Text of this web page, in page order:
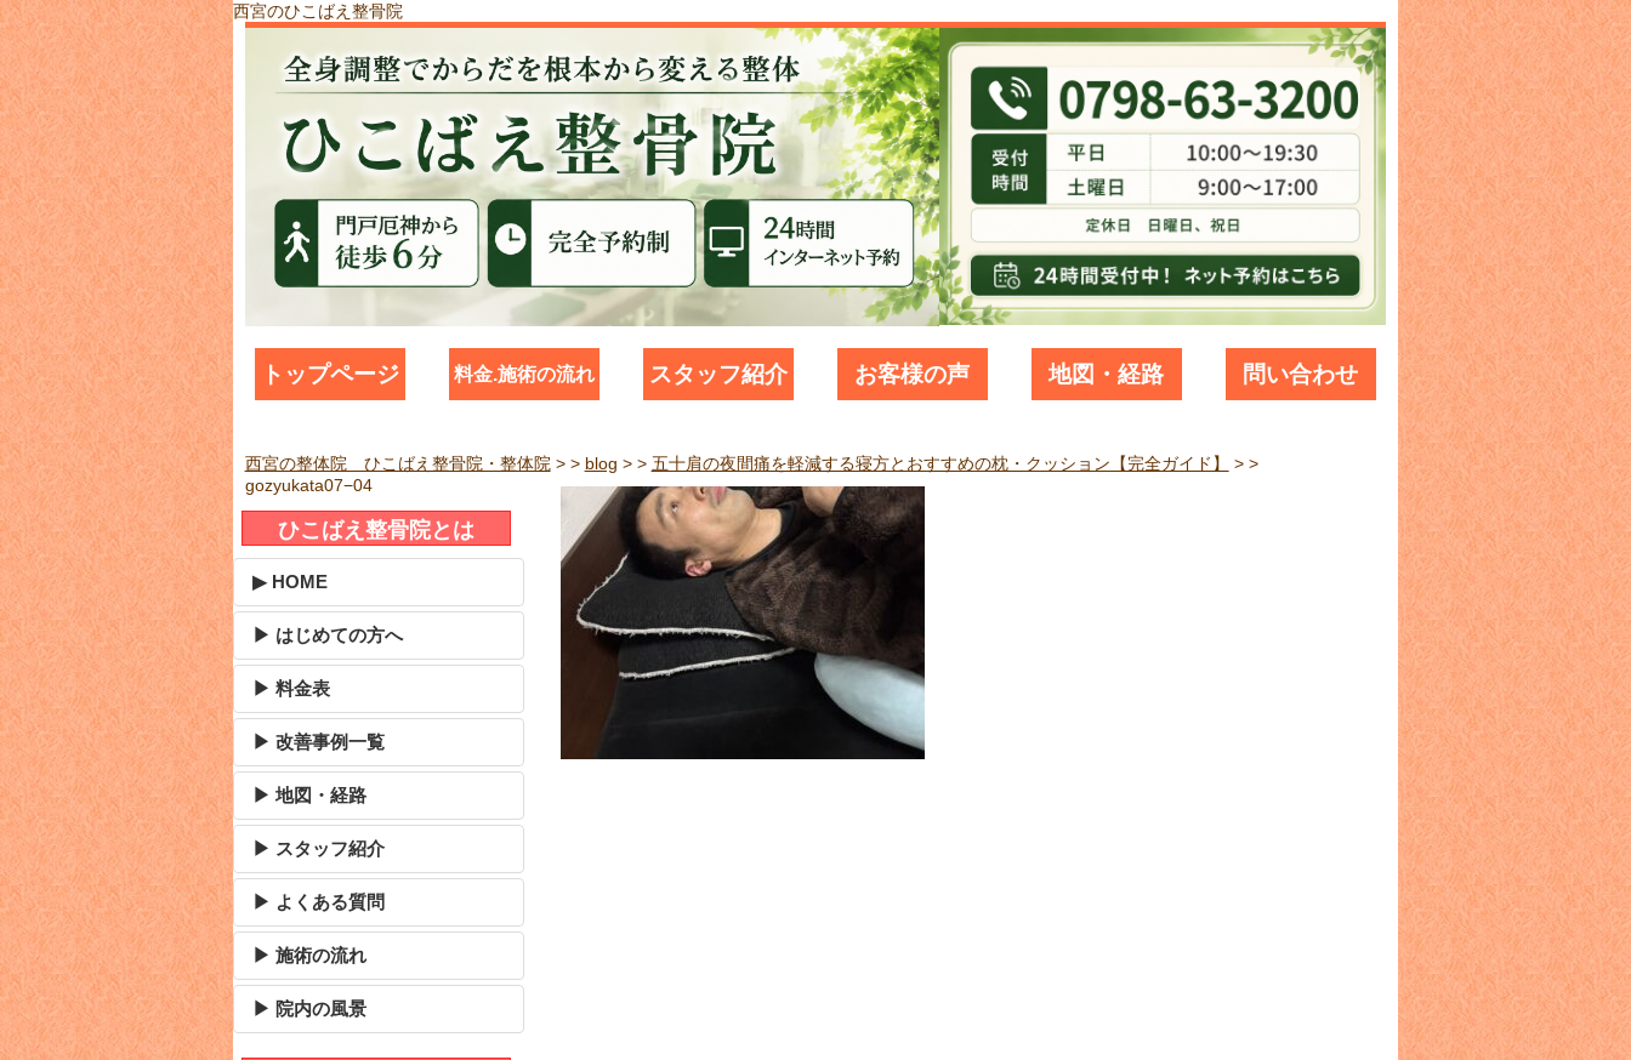
西宮のひこばえ整骨院
トップページ 料金.施術の流れ スタッフ紹介 お客様の声 地図・経路 問い合わせ
西宮の整体院 ひこばえ整骨院・整体院 > > blog > > 五十肩の夜間痛を軽減する寝方とおすすめの枕・クッション【完全ガイド】
> >
gozyukata07−04
ひこばえ整骨院とは
▶ HOME
▶ はじめての方へ
▶ 料金表
▶ 改善事例一覧
▶ 地図・経路
▶ スタッフ紹介
▶ よくある質問
▶ 施術の流れ
▶ 院内の風景